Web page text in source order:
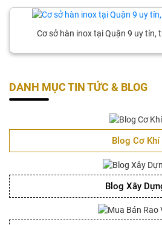
Cơ sở hàn inox tại Quận 9 uy tín,
DANH MỤC TIN TỨC & BLOG
Blog Cơ Khí
Blog Xây